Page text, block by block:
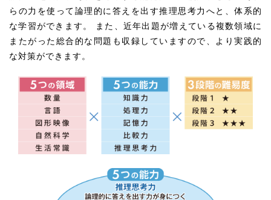
らの力を使って論理的に答えを出す推理思考力へと、体系的
な学習ができます。 また、近年出題が増えている複数領域に
またがった総合的な問題も収録していますので、より実践的
な対策ができます。